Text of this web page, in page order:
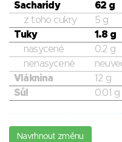
Sacharidy
62 g
z toho cukry
5 g
Tuky
1.8 g
nasycené
0.2 g
nenasycené
Vláknina
12 g
Sůl
0.01 g
Navrhnout změnu